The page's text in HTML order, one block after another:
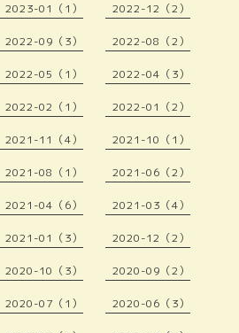
2023-01（1） 2022-12（2）
2022-09（3） 2022-08（2）
2022-05（1） 2022-04（3）
2022-02（1） 2022-01（2）
2021-11（4） 2021-10（1）
2021-08（1） 2021-06（2）
2021-04（6） 2021-03（4）
2021-01（3） 2020-12（2）
2020-10（3） 2020-09（2）
2020-07（1） 2020-06（3）